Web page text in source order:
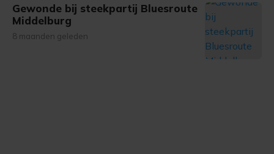
Gewonde bij steekpartij Bluesroute
Middelburg
8 maanden geleden